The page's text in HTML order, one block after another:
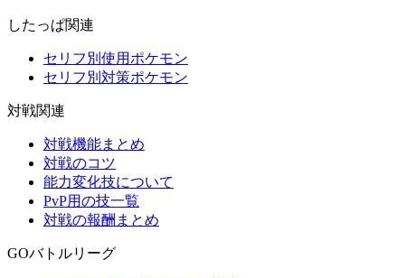
したっぱ関連
セリフ別使用ポケモン
セリフ別対策ポケモン
対戦関連
対戦機能まとめ
対戦のコツ
能力変化技について
PvP用の技一覧
対戦の報酬まとめ
GOバトルリーグ